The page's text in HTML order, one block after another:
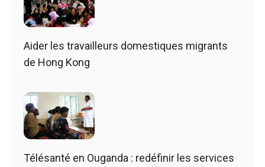
Aider les travailleurs domestiques migrants
de Hong Kong
Télésanté en Ouganda : redéfinir les services